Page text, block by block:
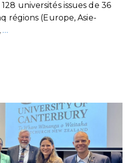
universités issues de 36
régions (Europe, Asie-
…